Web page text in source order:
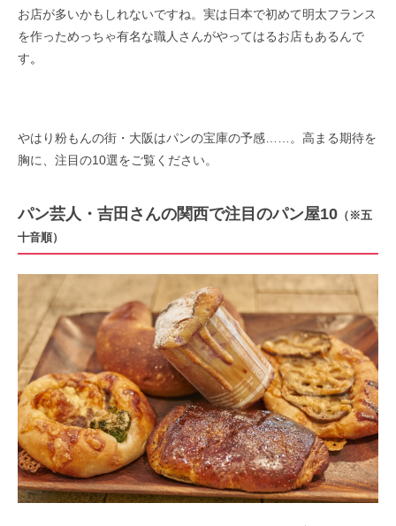
お店が多いかもしれないですね。実は日本で初めて明太フランス
を作っためっちゃ有名な職人さんがやってはるお店もあるんで
す。
やはり粉もんの街・大阪はパンの宝庫の予感……。高まる期待を
胸に、注目の10選をご覧ください。
パン芸人・吉田さんの関西で注目のパン屋10 （※五
十音順）